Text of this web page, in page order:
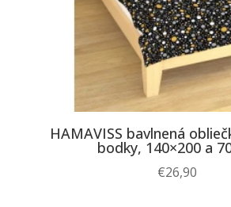
HAMAVISS bavlnená
bodky, 140×200 a
€26,90